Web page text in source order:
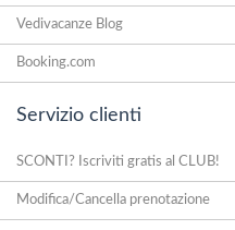
Vedivacanze Blog
Booking.com
Servizio clienti
SCONTI? Iscriviti gratis al CLUB!
Modifica/Cancella prenotazione